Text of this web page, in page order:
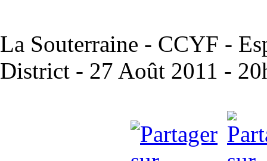
La Souterraine - CCYF -
District - 27 Août 2011 -